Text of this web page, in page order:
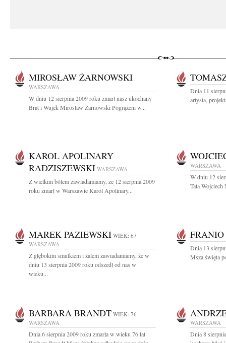
MIROSŁAW ŻARNOWSKI
WARSZAWA
W dniu 12 sierpnia 2009 roku zmarł nasz ukochany
Brat i Wujek Mirosław Żarnowski Pogrążeni w...
Dnia 11
artysta,
KAROL APOLINARY
RADZISZEWSKI WARSZAWA
Z wielkim bólem zawiadamiamy, że 12 sierpnia 2009
roku zmarł w Warszawie Karol Apolinary...
WARSZAWA
W dniu 12
Tata
MAREK PAZIEWSKI WIEK: 67
WARSZAWA
Z głębokim smutkiem i żalem zawiadamiamy, że w
dniu 13 sierpnia 2009 roku odszedł od nas w
wieku...
Dnia 13
Msza święta
BARBARA BRANDT WIEK: 76
WARSZAWA
Dnia 6 sierpnia 2009 roku zmarła w wieku 76 lat
WARSZAWA
Dnia 8